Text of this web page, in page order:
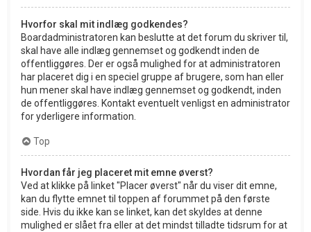
Hvorfor skal mit indlæg godkendes?
Boardadministratoren kan beslutte at det forum du skriver til,
skal have alle indlæg gennemset og godkendt inden de
offentliggøres. Der er også mulighed for at administratoren
har placeret dig i en speciel gruppe af brugere, som han eller
hun mener skal have indlæg gennemset og godkendt, inden
de offentliggøres. Kontakt eventuelt venligst en administrator
for yderligere information.
Top
Hvordan får jeg placeret mit emne øverst?
Ved at klikke på linket "Placer øverst" når du viser dit emne,
kan du flytte emnet til toppen af forummet på den første
side. Hvis du ikke kan se linket, kan det skyldes at denne
mulighed er slået fra eller at det mindst tilladte tidsrum for at